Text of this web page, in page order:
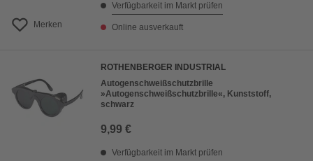
Merken
Verfügbarkeit im Markt prüfen
Online ausverkauft
ROTHENBERGER INDUSTRIAL
Autogenschweißschutzbrille
»Autogenschweißschutzbrille«, Kunststoff,
schwarz
9,99 €
Verfügbarkeit im Markt prüfen